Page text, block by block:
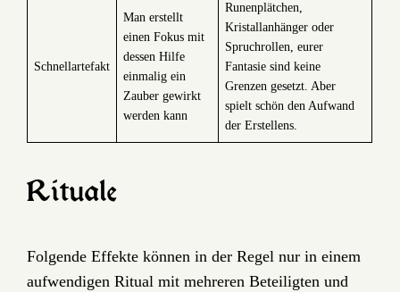
Schnellartefakt
Man erstellt
einen Fokus mit
dessen Hilfe
einmalig ein
Zauber gewirkt
werden kann
Runenplätchen,
Kristallanhänger oder
Spruchrollen, eurer
Fantasie sind keine
Grenzen gesetzt. Aber
spielt schön den Aufwand
der Erstellens.
Rituale
Folgende Effekte können in der Regel nur in einem
aufwendigen Ritual mit mehreren Beteiligten und